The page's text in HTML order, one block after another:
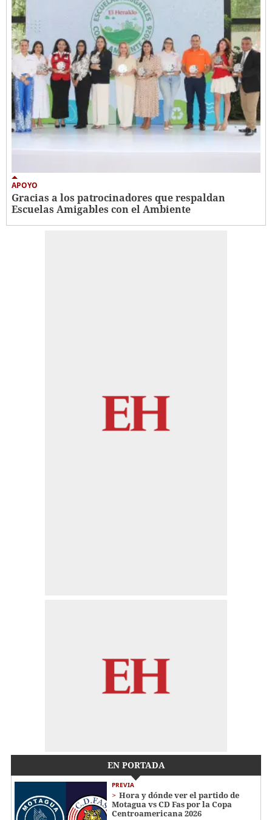
APOYO
Gracias a los patrocinadores que respaldan
Escuelas Amigables con el Ambiente
EN PORTADA
PREVIA
Hora y dónde ver el partido de
Motagua vs CD Fas por la Copa
Centroamericana 2026